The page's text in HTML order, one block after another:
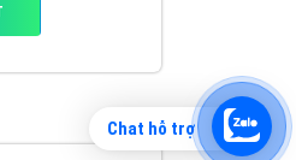
Chat hỗ trợ